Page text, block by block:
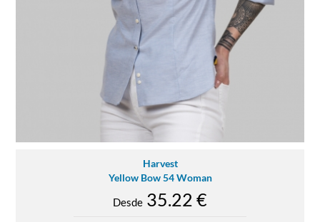
Harvest
Yellow Bow 54 Woman
Desde 35.22 €